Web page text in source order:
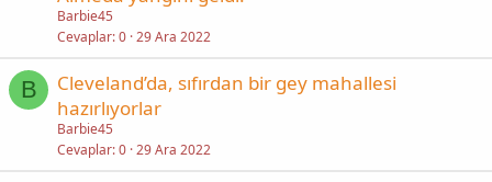
Barbie45
Cevaplar 0 29 Ara 2022
B
Cleveland’da, sıfırdan bir gey mahallesi
hazırlıyorlar
Barbie45
Cevaplar 0 29 Ara 2022